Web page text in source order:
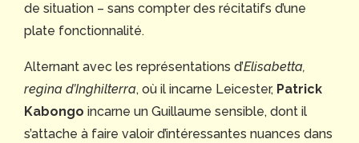
de situation – sans compter des récitatifs d’une
plate fonctionnalité.
Alternant avec les représentations d’Elisabetta,
regina d’Inghilterra, où il incarne Leicester, Patrick
Kabongo incarne un Guillaume sensible, dont il
s’attache à faire valoir d’intéressantes nuances dans